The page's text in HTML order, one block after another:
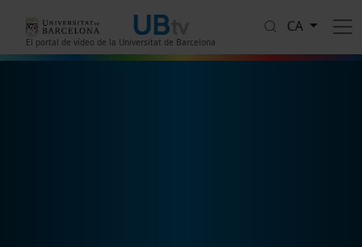
El portal de vídeo de la Universitat de Barcelona
CA